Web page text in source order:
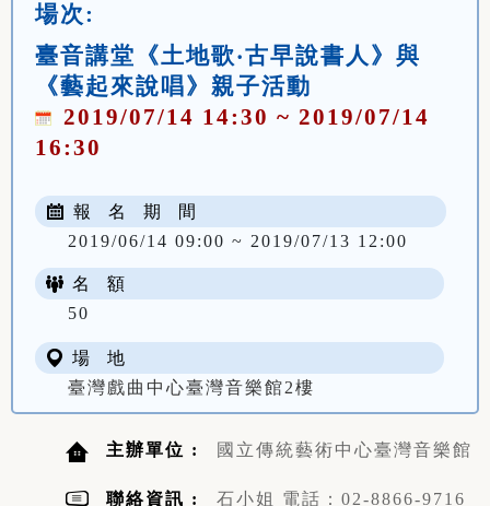
場次:
臺音講堂《土地歌‧古早說書人》與
《藝起來說唱》親子活動
2019/07/14 14:30 ~ 2019/07/14
16:30
報 名 期 間
2019/06/14 09:00 ~ 2019/07/13 12:00
名 額
50
場 地
臺灣戲曲中心臺灣音樂館2樓
主辦單位 : 國立傳統藝術中心臺灣音樂館
聯絡資訊 : 石小姐 電話：02-8866-9716